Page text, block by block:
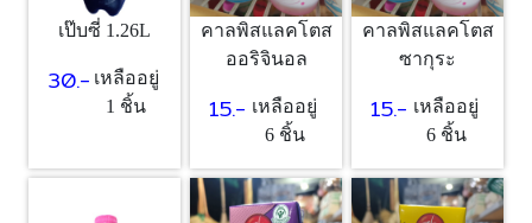
เป๊บซี่ 1.26L
30.- เหลืออยู่
1 ชิ้น
คาลพิสแลคโตส
ออริจินอล
15.- เหลืออยู่
6 ชิ้น
คาลพิสแลคโตส
ซากุระ
15.- เหลืออยู่
6 ชิ้น